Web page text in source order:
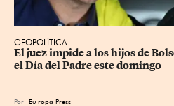
GEOPOLÍTICA
El juez impide a los hijos de
el Día del Padre este domingo
Por Eu ropa Press